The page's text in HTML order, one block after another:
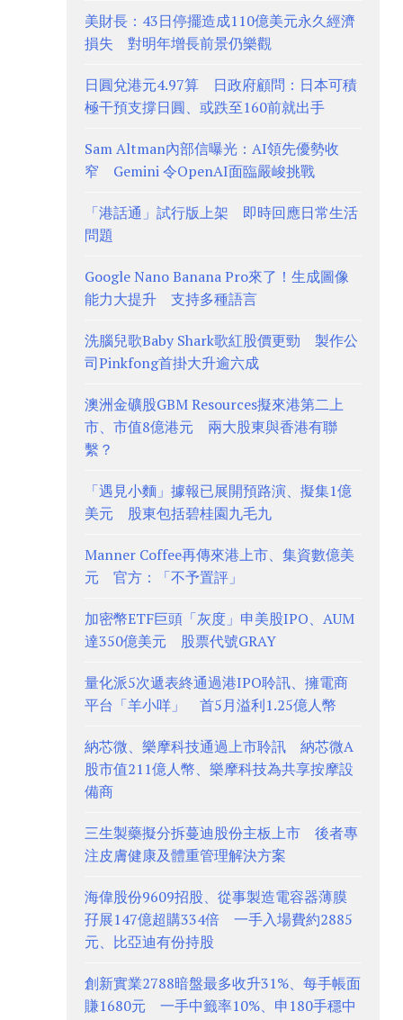
美財長：43日停擺造成110億美元永久經濟
損失 對明年增長前景仍樂觀
日圓兌港元4.97算 日政府顧問：日本可積
極干預支撐日圓、或跌至160前就出手
Sam Altman內部信曝光：AI領先優勢收
窄 Gemini 令OpenAI面臨嚴峻挑戰
「港話通」試行版上架 即時回應日常生活
問題
Google Nano Banana Pro來了！生成圖像
能力大提升 支持多種語言
洗腦兒歌Baby Shark歌紅股價更勁 製作公
司Pinkfong首掛大升逾六成
澳洲金礦股GBM Resources擬來港第二上
市、市值8億港元 兩大股東與香港有聯
繫？
「遇見小麵」據報已展開預路演、擬集1億
美元 股東包括碧桂園九毛九
Manner Coffee再傳來港上市、集資數億美
元 官方：「不予置評」
加密幣ETF巨頭「灰度」申美股IPO、AUM
達350億美元 股票代號GRAY
量化派5次遞表終通過港IPO聆訊、擁電商
平台「羊小咩」 首5月溢利1.25億人幣
納芯微、樂摩科技通過上市聆訊 納芯微A
股市值211億人幣、樂摩科技為共享按摩設
備商
三生製藥擬分拆蔓迪股份主板上市 後者專
注皮膚健康及體重管理解決方案
海偉股份9609招股、從事製造電容器薄膜
孖展147億超購334倍 一手入場費約2885
元、比亞迪有份持股
創新實業2788暗盤最多收升31%、每手帳面
賺1680元 一手中籤率10%、申180手穩中